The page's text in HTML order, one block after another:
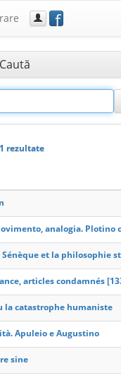
f
Caută
rezultate
analogia.
Sénèque et la philosophie
articles condamnés
la catastrophe humaniste
Apuleio e Augustino
sine